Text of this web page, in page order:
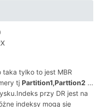
tylko to jest MBR
tj Partition1,Parttion2 ...
przy DR jest na
indeksy mogą się